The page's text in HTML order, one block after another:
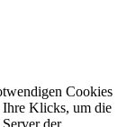
Cookies
Klicks, um die
der